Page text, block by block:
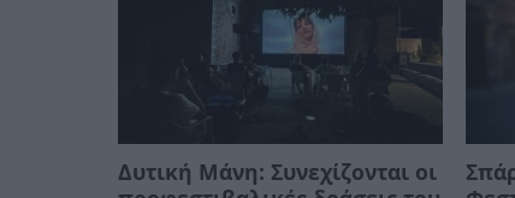
Δυτική Μάνη: Συνεχίζονται οι